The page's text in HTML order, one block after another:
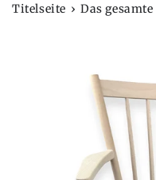
Titelseite › Das